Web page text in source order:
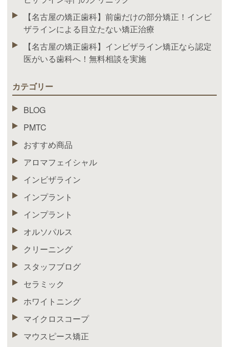
【名古屋の矯正歯科】前歯だけの部分矯正！インビ
ザラインによる目立たない矯正治療
【名古屋の矯正歯科】インビザライン矯正なら認定
医がいる歯科へ！無料相談を実施
カテゴリー
BLOG
PMTC
おすすめ商品
アロマフェイシャル
インビザライン
インプラント
インプラント
オルソパルス
クリーニング
スタッフブログ
セラミック
ホワイトニング
マイクロスコープ
マウスピース矯正